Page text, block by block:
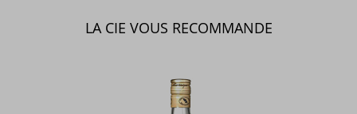
LA CIE VOUS RECOMMANDE